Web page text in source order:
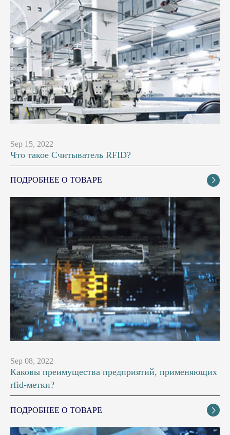
Sep 15, 2022
Что такое Считыватель RFID?
ПОДРОБНЕЕ О ТОВАРЕ 
Sep 08, 2022
Каковы преимущества предприятий, применяющих
rfid-метки?
ПОДРОБНЕЕ О ТОВАРЕ 